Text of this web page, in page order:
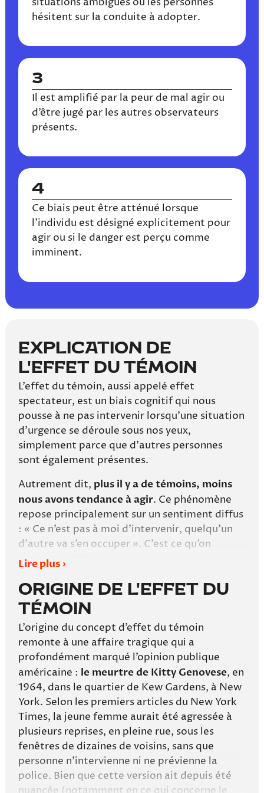
hésitent sur la conduite à adopter.
3
Il est amplifié par la peur de mal agir ou
d’être jugé par les autres observateurs
présents.
4
Ce biais peut être atténué lorsque
l’individu est désigné explicitement pour
agir ou si le danger est perçu comme
imminent.
EXPLICATION DE
L'EFFET DU TÉMOIN
L’effet du témoin, aussi appelé effet
spectateur, est un biais cognitif qui nous
pousse à ne pas intervenir lorsqu’une situation
d’urgence se déroule sous nos yeux,
simplement parce que d’autres personnes
sont également présentes.
Autrement dit, plus il y a de témoins, moins
nous avons tendance à agir. Ce phénomène
repose principalement sur un sentiment diffus
: « Ce n’est pas à moi d’intervenir, quelqu’un
d’autre va s’en occuper ». C’est ce qu’on
appelle la
Chaque individu pense que l’action revient à
un autre.
Prenons un exemple simple : vous marchez
dans la rue, vous entendez quelqu’un crier à
l’aide. S’il n’y a que vous, vous pourriez réagir
immédiatement. Mais s’il y a vingt personnes
autour, vous pourriez rester figé, attendre,
regarder les autres, et au final, ne rien faire.
Ce n’est pas de l’indifférence. C’est un
fonctionnement mental automatique,
influencé par la situation sociale.
Un autre mécanisme renforce ce biais :
l’ignorance pluraliste. Quand une situation
est floue ou ambiguë (par exemple, un homme
Lire plus ›
ORIGINE DE L'EFFET DU
TÉMOIN
L’origine du concept d’effet du témoin
remonte à une affaire tragique qui a
profondément marqué l’opinion publique
américaine : le meurtre de Kitty Genovese, en
1964, dans le quartier de Kew Gardens, à New
York. Selon les premiers articles du New York
Times, la jeune femme aurait été agressée à
plusieurs reprises, en pleine rue, sous les
fenêtres de dizaines de voisins, sans que
personne n’intervienne ni ne prévienne la
police. Bien que cette version ait depuis été